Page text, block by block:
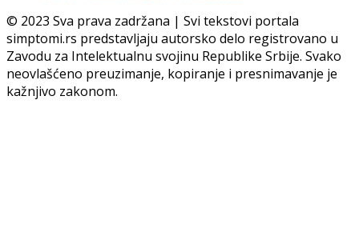
© 2023 Sva prava zadržana | Svi tekstovi portala
simptomi.rs predstavljaju autorsko delo registrovano u
Zavodu za Intelektualnu svojinu Republike Srbije. Svako
neovlašćeno preuzimanje, kopiranje i presnimavanje je
kažnjivo zakonom.